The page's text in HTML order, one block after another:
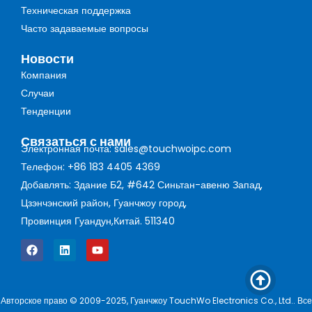
Техническая поддержка
Часто задаваемые вопросы
Новости
Компания
Случаи
Тенденции
Связаться с нами
Электронная почта: sales@touchwoipc.com
Телефон: +86 183 4405 4369
Добавлять: Здание Б2, #642 Синьтан-авеню Запад,
Цзэнчэнский район, Гуанчжоу город,
Провинция Гуандун,Китай. 511340
Авторское право © 2009-2025, Гуанчжоу TouchWo Electronics Co., Ltd.. Все